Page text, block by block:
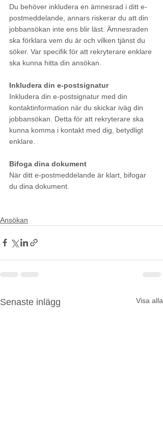
Du behöver inkludera en ämnesrad i ditt e-
postmeddelande, annars riskerar du att din
jobbansökan inte ens blir läst. Ämnesraden
ska förklara vem du är och vilken tjänst du
söker. Var specifik för att rekryterare enklare
ska kunna hitta din ansökan.
Inkludera din e-postsignatur
Inkludera din e-postsignatur med din
kontaktinformation när du skickar iväg din
jobbansökan. Detta för att rekryterare ska
kunna komma i kontakt med dig, betydligt
enklare.
Bifoga dina dokument
När ditt e-postmeddelande är klart, bifogar
du dina dokument.
Ansökan
Senaste inlägg Visa alla